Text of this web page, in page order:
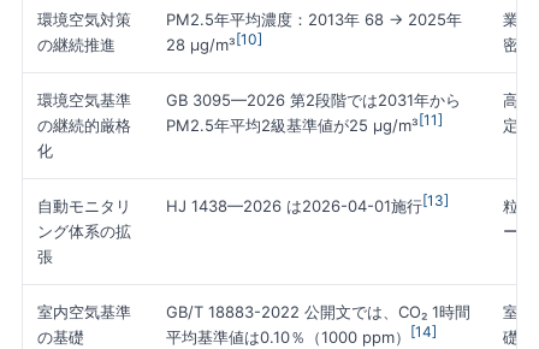
環境空気対策
の継続推進
PM2.5年平均濃度：2013年 68 → 2025年
28 μg/m³[10]
業界
密な
環境空気基準
の継続的厳格
化
GB 3095—2026 第2段階では2031年から
PM2.5年平均2級基準値が25 μg/m³[11]
高品
定性
自動モニタリ
ング体系の拡
張
HJ 1438—2026 は2026-04-01施行[13]
粒子
ータ
室内空気基準
の基礎
GB/T 18883-2022 公開文では、CO₂ 1時間
平均基準値は0.10％（1000 ppm） [14]
室内
礎基